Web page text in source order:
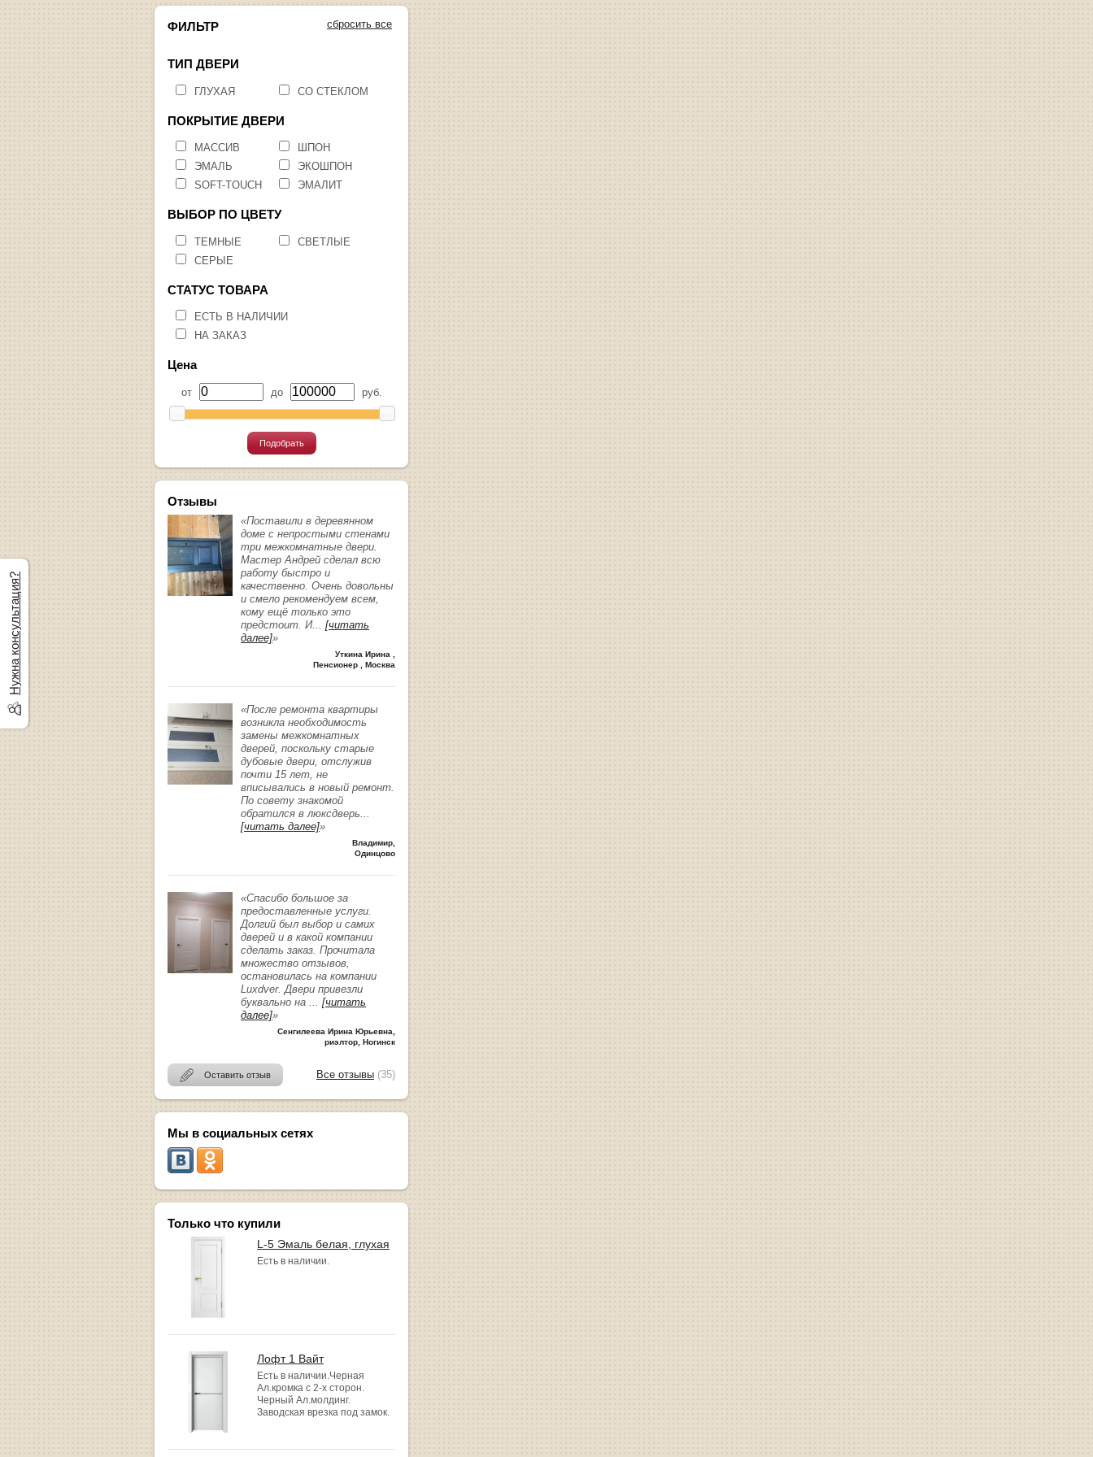
сбросить все
ФИЛЬТР
ТИП ДВЕРИ
ГЛУХАЯ СО СТЕКЛОМ
ПОКРЫТИЕ ДВЕРИ
МАССИВ
ШПОН
ЭМАЛЬ
ЭКОШПОН
SOFT-TOUCH
ЭМАЛИТ
ВЫБОР ПО ЦВЕТУ
ТЕМНЫЕ
СВЕТЛЫЕ
СЕРЫЕ
СТАТУС ТОВАРА
ЕСТЬ В НАЛИЧИИ
НА ЗАКАЗ
Цена
от до руб.
Подобрать
Отзывы
«Поставили в деревянном
доме с непростыми стенами
три межкомнатные двери.
Мастер Андрей сделал всю
работу быстро и
качественно. Очень довольны
и смело рекомендуем всем,
кому ещё только это
предстоит. И... [читать
далее]»
Уткина Ирина ,
Пенсионер , Москва
«После ремонта квартиры
возникла необходимость
замены межкомнатных
дверей, поскольку старые
дубовые двери, отслужив
почти 15 лет, не
вписывались в новый ремонт.
По совету знакомой
обратился в люксдверь...
[читать далее]»
Владимир,
Одинцово
«Спасибо большое за
предоставленные услуги.
Долгий был выбор и самих
дверей и в какой компании
сделать заказ. Прочитала
множество отзывов,
остановилась на компании
Luxdver. Двери привезли
буквально на ... [читать
далее]»
Сенгилеева Ирина Юрьевна,
риэлтор, Ногинск
Оставить отзыв Все отзывы (35)
Мы в социальных сетях
Только что купили
L-5 Эмаль белая, глухая
Есть в наличии.
Лофт 1 Вайт
Есть в наличии.Черная
Ал.кромка с 2-х сторон.
Черный Ал.молдинг.
Заводская врезка под замок.
Нужна консультация?